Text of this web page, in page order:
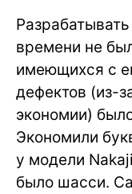
времени не
имеющихся с
дефектов (из-
экономии)
Экономили
у модели
было шасси.